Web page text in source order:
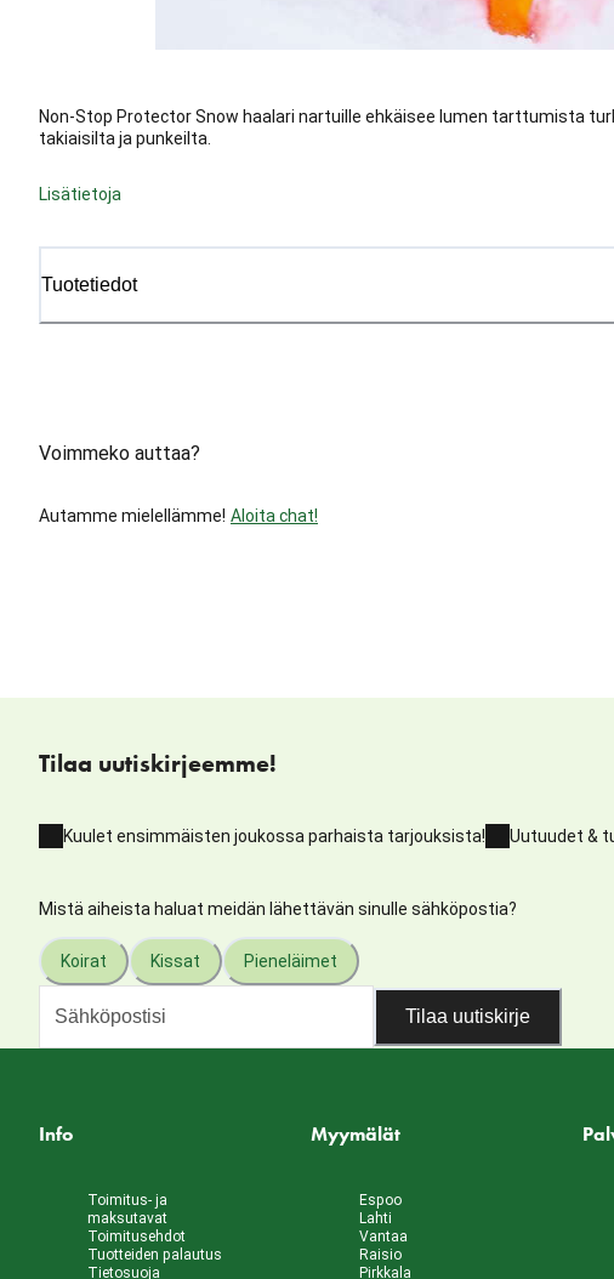
Non-Stop Protector Snow haalari nartuille ehkäisee lumen tarttumista
takiaisilta ja punkeilta.
Lisätietoja
Tuotetiedot
Voimmeko auttaa?
Autamme mielellämme! Aloita chat!
Tilaa uutiskirjeemme!
Kuulet ensimmäisten joukossa parhaista tarjouksista! Uutuudet &
Mistä aiheista haluat meidän lähettävän sinulle sähköpostia?
Koirat Kissat Pieneläimet
Tilaa uutiskirje
Info
Toimitus- ja
maksutavat
Toimitusehdot
Tuotteiden palautus
Tietosuoja
Myymälät
Espoo
Lahti
Vantaa
Raisio
Pirkkala